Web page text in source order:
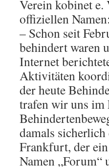
Verein kobinet e.
offiziellen
– Schon seit
behindert waren
Internet
Aktivitäten
der heute
trafen wir uns im
damals
Frankfurt, der
Namen „Forum“